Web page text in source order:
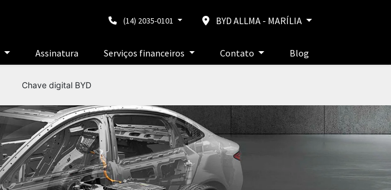
(14) 2035-0101 BYD ALLMA - MARÍLIA
Assinatura Serviços financeiros Contato Blog
Chave digital BYD